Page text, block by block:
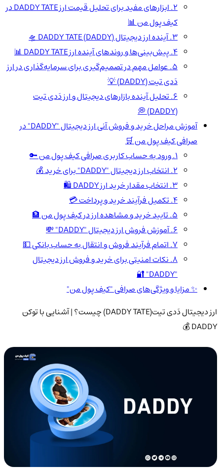
2. ابزارهای مفید برای تحلیل قیمت ارز DADDY TATE در
کیف پول من 📊
3. آینده ارز دیجیتال DADDY TATE (DADDY) 🛸
4. پیش‌بینی‌ها و روندهای آینده ارز DADDY TATE 📊
5. عوامل مهم در تصمیم‌گیری برای سرمایه‌گذاری در ارز
دَدی تیت (DADDY) 💡
6. تحلیل آینده بازارهای دیجیتال و ارز دَدی تیت
آموزش مراحل خرید و فروش آنی ارز دیجیتال "DADDY" در
صرافی کیف پول من 🛒
2. انتخاب ارز دیجیتال "DADDY" برای خرید 💰
3. انتخاب مقدار خرید ارز DADDY 🛍️
4. تکمیل فرآیند خرید و پرداخت 💳
5. تایید خرید و مشاهده ارز در کیف پول من 🏦
6. آموزش فروش ارز دیجیتال "DADDY" 💸
7. اتمام فرآیند فروش و انتقال به حساب بانکی 💵
8. نکات امنیتی برای خرید و فروش ارز دیجیتال
✨ مزایا و ویژگی‌های صرافی "کیف پول من"
ارز دیجیتال دَدی تیت(DADDY TATE) چیست؟ | آشنایی با توکن
DADDY 💰